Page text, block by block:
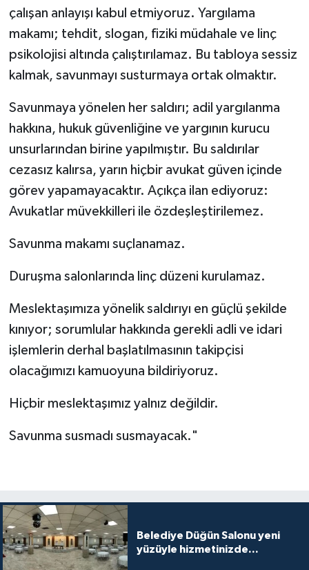
çalışan anlayışı kabul etmiyoruz. Yargılama
makamı; tehdit, slogan, fiziki müdahale ve linç
psikolojisi altında çalıştırılamaz. Bu tabloya sessiz
kalmak, savunmayı susturmaya ortak olmaktır.
Savunmaya yönelen her saldırı; adil yargılanma
hakkına, hukuk güvenliğine ve yargının kurucu
unsurlarından birine yapılmıştır. Bu saldırılar
cezasız kalırsa, yarın hiçbir avukat güven içinde
görev yapamayacaktır. Açıkça ilan ediyoruz:
Avukatlar müvekkilleri ile özdeşleştirilemez.
Savunma makamı suçlanamaz.
Duruşma salonlarında linç düzeni kurulamaz.
Meslektaşımıza yönelik saldırıyı en güçlü şekilde
kınıyor; sorumlular hakkında gerekli adli ve idari
işlemlerin derhal başlatılmasının takipçisi
olacağımızı kamuoyuna bildiriyoruz.
Hiçbir meslektaşımız yalnız değildir.
Savunma susmadı susmayacak."
Belediye Düğün Salonu yeni
yüzüyle hizmetinizde...